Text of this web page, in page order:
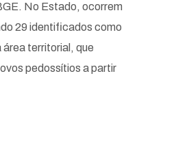
No Estado, ocorrem
29 identificados como
territorial, que
pedossítios a partir